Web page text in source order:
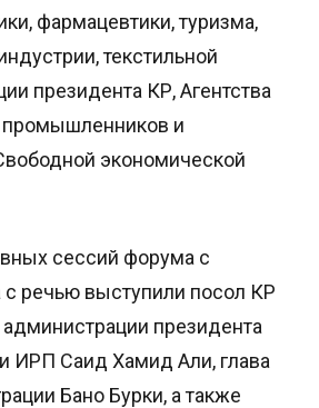
фармацевтики, туризма,
текстильной
президента КР, Агентства
промышленников и
экономической
сессий форума с
речью выступили посол КР
президента
ИРП Саид Хамид Али, глава
Бано Бурки, а также